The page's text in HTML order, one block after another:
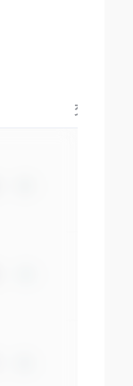
交易产品